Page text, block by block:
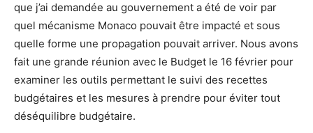
que j’ai demandée au gouvernement a été de voir par
quel mécanisme Monaco pouvait être impacté et sous
quelle forme une propagation pouvait arriver. Nous avons
fait une grande réunion avec le Budget le 16 février pour
examiner les outils permettant le suivi des recettes
budgétaires et les mesures à prendre pour éviter tout
déséquilibre budgétaire.